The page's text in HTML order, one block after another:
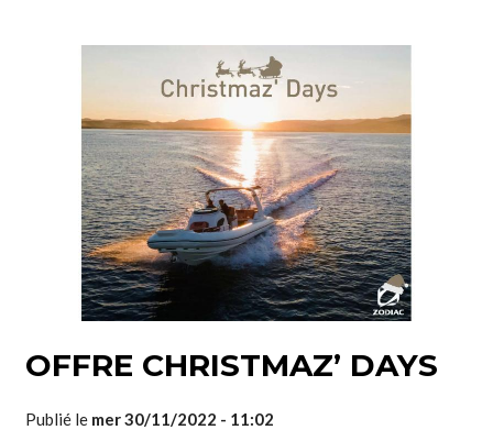
OFFRE CHRISTMAZ’ DAYS
Publié le mer 30/11/2022 - 11:02